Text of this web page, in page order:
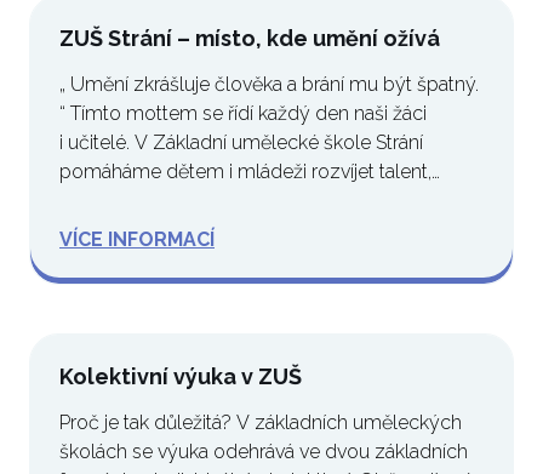
ZUŠ Strání – místo, kde umění ožívá
„ Umění zkrášluje člověka a brání mu být špatný.
“ Tímto mottem se řídí každý den naši žáci
i učitelé. V Základní umělecké škole Strání
pomáháme dětem i mládeži rozvíjet talent,…
VÍCE INFORMACÍ
Kolektivní výuka v ZUŠ
Proč je tak důležitá? V základních uměleckých
školách se výuka odehrává ve dvou základních